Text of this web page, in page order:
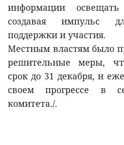
информации
создавая импульс
поддержки и участия.
Местным властям было
решительные меры,
срок до 31 декабря, и
своем прогрессе в
комитета./.